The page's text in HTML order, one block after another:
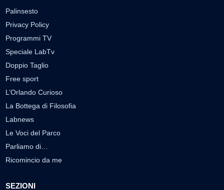
Palinsesto
Privacy Policy
Programmi TV
Speciale LabTv
Doppio Taglio
Free sport
L’Orlando Curioso
La Bottega di Filosofia
Labnews
Le Voci del Parco
Parliamo di…
Ricomincio da me
SEZIONI